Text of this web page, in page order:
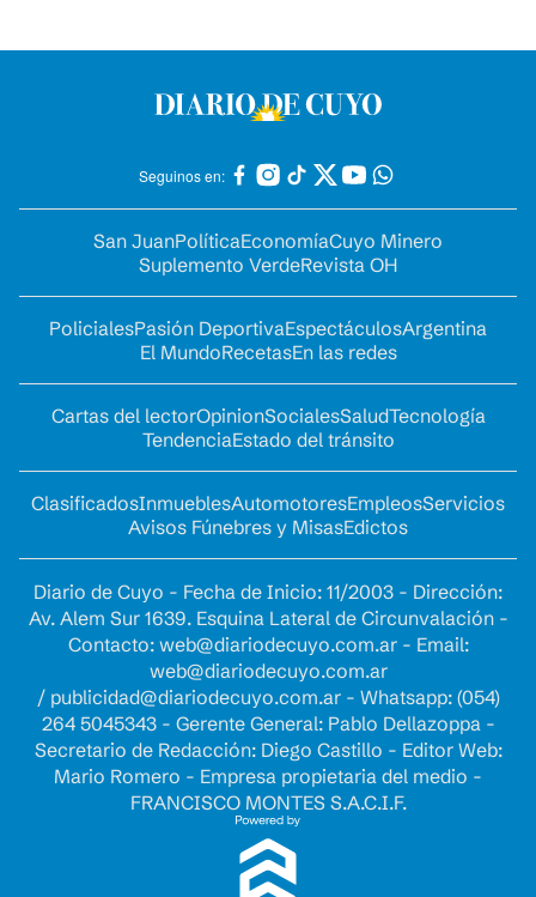
Seguinos en:
San JuanPolíticaEconomíaCuyo Minero
Suplemento VerdeRevista OH
PolicialesPasión DeportivaEspectáculosArgentina
El MundoRecetasEn las redes
Cartas del lectorOpinionSocialesSaludTecnología
TendenciaEstado del tránsito
ClasificadosInmueblesAutomotoresEmpleosServicios
Avisos Fúnebres y MisasEdictos
Diario de Cuyo - Fecha de Inicio: 11/2003 - Dirección:
Av. Alem Sur 1639. Esquina Lateral de Circunvalación -
Contacto: web@diariodecuyo.com.ar- Email:
web@diariodecuyo.com.ar
/ publicidad@diariodecuyo.com.ar- Whatsapp: (054)
264 5045343 - Gerente General: Pablo Dellazoppa -
Secretario de Redacción: Diego Castillo - Editor Web:
Mario Romero - Empresa propietaria del medio -
FRANCISCO MONTES S.A.C.I.F.